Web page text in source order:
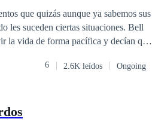
que quizás aunque ya sabemos sus
les suceden ciertas situaciones. Bell
la vida de forma pacífica y decían que
día, en que se propuso esa objetivo
sobre sus pies. Pero Bell no creía
6 2.6K leídos Ongoing